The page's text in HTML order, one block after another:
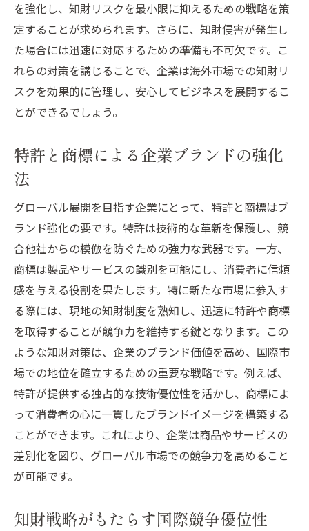
を強化し、知財リスクを最小限に抑えるための戦略を策
定することが求められます。さらに、知財侵害が発生し
た場合には迅速に対応するための準備も不可欠です。こ
れらの対策を講じることで、企業は海外市場での知財リ
スクを効果的に管理し、安心してビジネスを展開するこ
とができるでしょう。
特許と商標による企業ブランドの強化
法
グローバル展開を目指す企業にとって、特許と商標はブ
ランド強化の要です。特許は技術的な革新を保護し、競
合他社からの模倣を防ぐための強力な武器です。一方、
商標は製品やサービスの識別を可能にし、消費者に信頼
感を与える役割を果たします。特に新たな市場に参入す
る際には、現地の知財制度を熟知し、迅速に特許や商標
を取得することが競争力を維持する鍵となります。この
ような知財対策は、企業のブランド価値を高め、国際市
場での地位を確立するための重要な戦略です。例えば、
特許が提供する独占的な技術優位性を活かし、商標によ
って消費者の心に一貫したブランドイメージを構築する
ことができます。これにより、企業は商品やサービスの
差別化を図り、グローバル市場での競争力を高めること
が可能です。
知財戦略がもたらす国際競争優位性